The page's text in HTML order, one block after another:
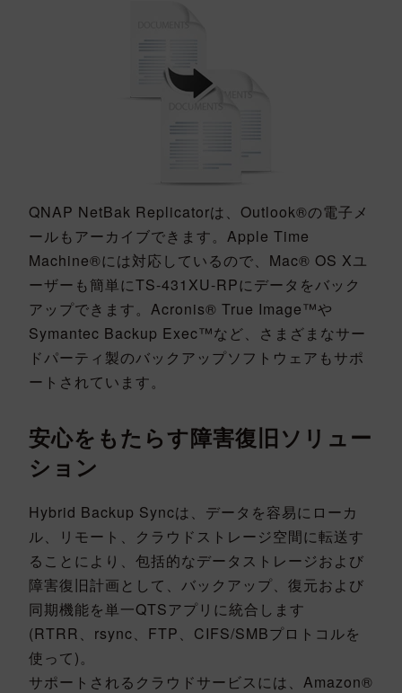
QNAP NetBak Replicatorは、Outlook®の電子メ
ールもアーカイブできます。Apple Time
Machine®には対応しているので、Mac® OS Xユ
ーザーも簡単にTS-431XU-RPにデータをバック
アップできます。Acronis® True Image™や
Symantec Backup Exec™など、さまざまなサー
ドパーティ製のバックアップソフトウェアもサポ
ートされています。
安心をもたらす障害復旧ソリュー
ション
Hybrid Backup Syncは、データを容易にローカ
ル、リモート、クラウドストレージ空間に転送す
ることにより、包括的なデータストレージおよび
障害復旧計画として、バックアップ、復元および
同期機能を単一QTSアプリに統合します
(RTRR、rsync、FTP、CIFS/SMBプロトコルを
使って)。
サポートされるクラウドサービスには、Amazon®